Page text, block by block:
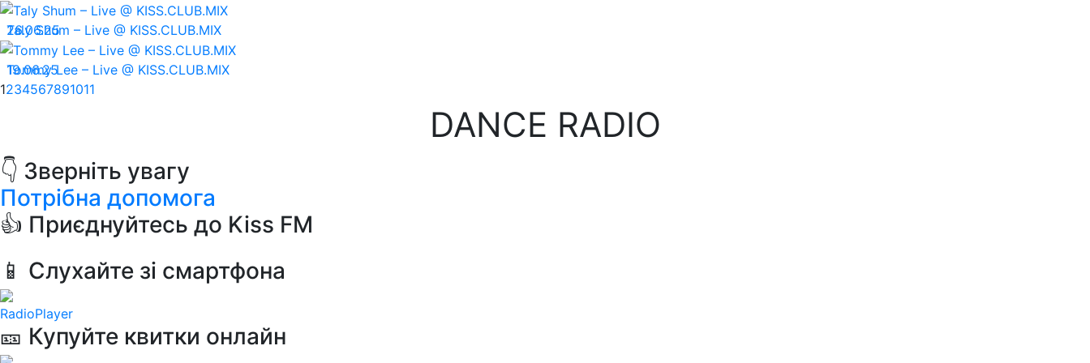
26.06.25
Taly Shum – Live @ KISS.CLUB.MIX
19.06.25
Tommy Lee – Live @ KISS.CLUB.MIX
1234567891011
DANCE RADIO
👇 Зверніть увагу
Потрібна допомога
👍 Приєднуйтесь до Kiss FM
📱 Слухайте зі смартфона
RadioPlayer
🎫 Купуйте квитки онлайн